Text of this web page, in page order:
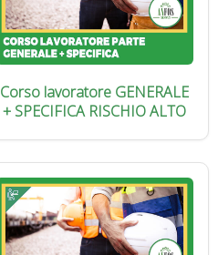
Corso lavoratore GENERALE
+ SPECIFICA RISCHIO ALTO